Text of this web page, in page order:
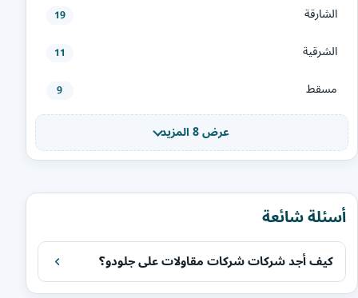
الشارقة 19
الشرقية 11
مسقط 9
عرض 8 المزيد
أسئلة شائعة
كيف أجد شركات شركات مقاولات على جلودو؟